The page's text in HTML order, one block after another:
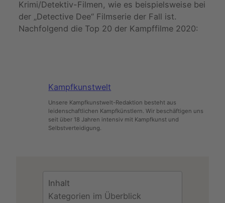
Krimi/Detektiv-Filmen, wie es beispielsweise bei
der „Detective Dee“ Filmserie der Fall ist.
Nachfolgend die Top 20 der Kampffilme 2020:
Kampfkunstwelt
Unsere Kampfkunstwelt-Redaktion besteht aus
leidenschaftlichen Kampfkünstlern. Wir beschäftigen uns
seit über 18 Jahren intensiv mit Kampfkunst und
Selbstverteidigung.
Inhalt
Kategorien im Überblick